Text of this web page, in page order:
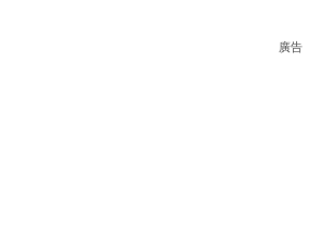
廣告